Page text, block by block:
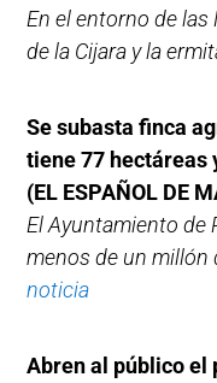
En el entorno de las
de la Cijara y la
Se subasta finca
tiene 77 hectáreas
(EL ESPAÑOL DE
El Ayuntamiento de
menos de un millón
noticia
Abren al público el